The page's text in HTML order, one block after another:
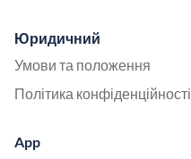
Юридичний
Умови та положення
Політика конфіденційності
App